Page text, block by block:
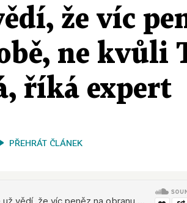
že víc
ne kvůli
říká expert
PŘEHRÁT ČLÁNEK